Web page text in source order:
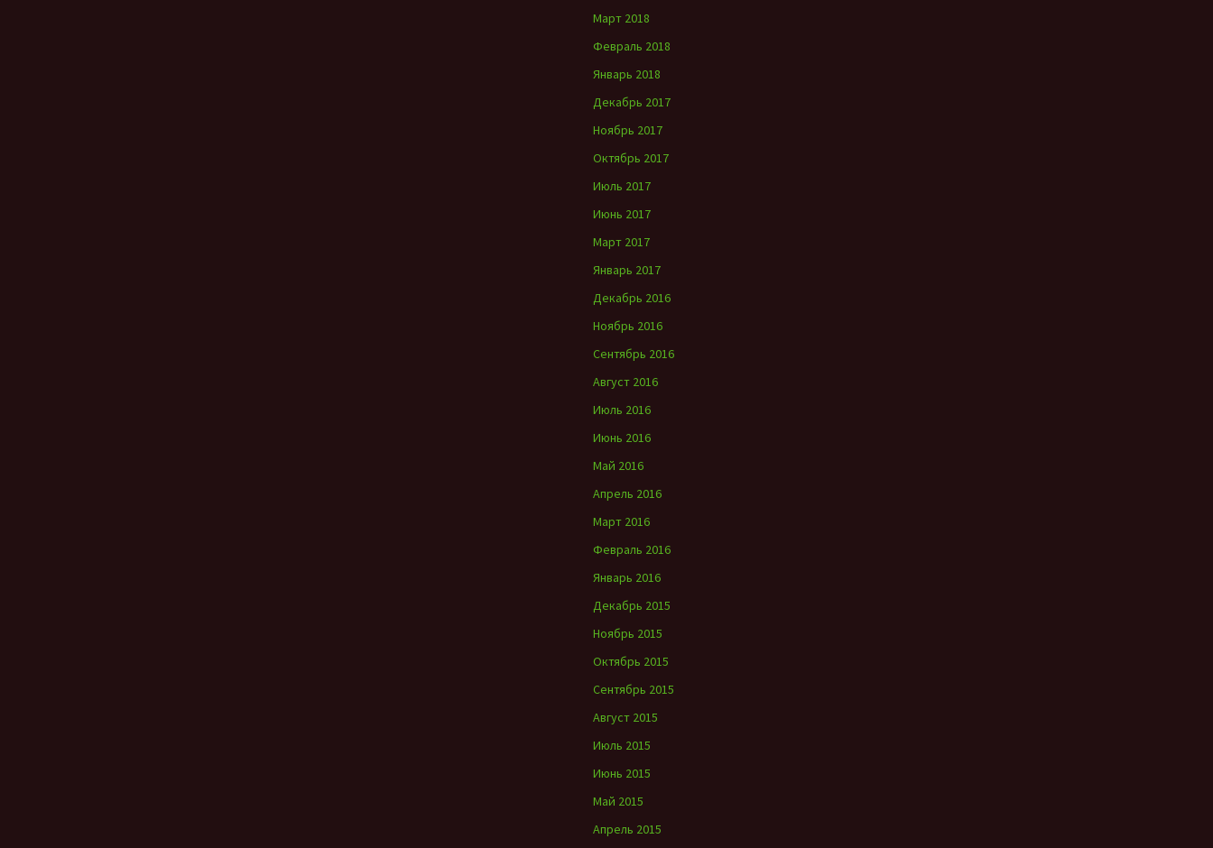
Март 2018
Февраль 2018
Январь 2018
Декабрь 2017
Ноябрь 2017
Октябрь 2017
Июль 2017
Июнь 2017
Март 2017
Январь 2017
Декабрь 2016
Ноябрь 2016
Сентябрь 2016
Август 2016
Июль 2016
Июнь 2016
Май 2016
Апрель 2016
Март 2016
Февраль 2016
Январь 2016
Декабрь 2015
Ноябрь 2015
Октябрь 2015
Сентябрь 2015
Август 2015
Июль 2015
Июнь 2015
Май 2015
Апрель 2015